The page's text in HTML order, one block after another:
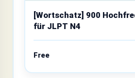
[Wortschatz] 900
für JLPT N4
Free